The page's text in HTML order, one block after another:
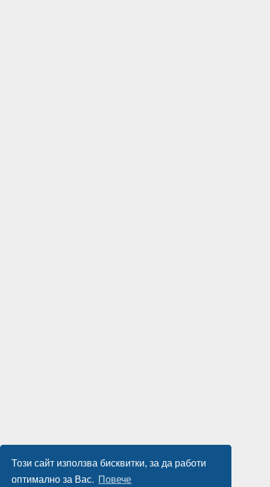
Този сайт използва бисквитки, за да работи
оптимално за Вас. Повече